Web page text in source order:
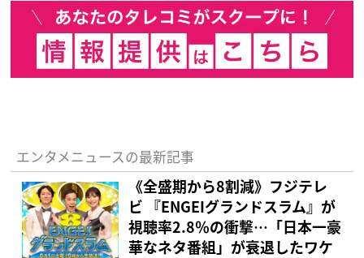
エンタメニュースの最新記事
《全盛期から8割減》フジテレ
ビ 『ENGEIグランドスラム』が
視聴率2.8％の衝撃…「日本一豪
華なネタ番組」が衰退したワケ